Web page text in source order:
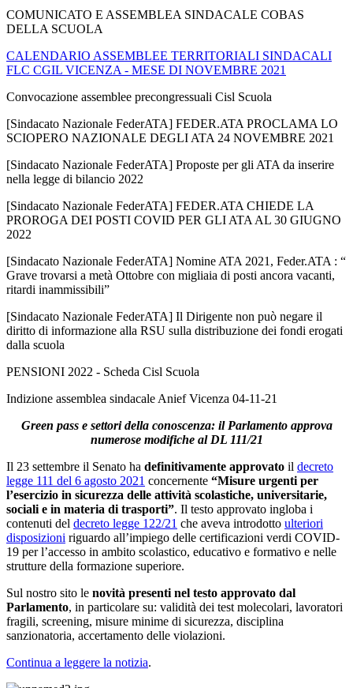
COMUNICATO E ASSEMBLEA SINDACALE COBAS
DELLA SCUOLA
CALENDARIO ASSEMBLEE TERRITORIALI SINDACALI
FLC CGIL VICENZA - MESE DI NOVEMBRE 2021
Convocazione assemblee precongressuali Cisl Scuola
[Sindacato Nazionale FederATA] FEDER.ATA PROCLAMA LO
SCIOPERO NAZIONALE DEGLI ATA 24 NOVEMBRE 2021
[Sindacato Nazionale FederATA] Proposte per gli ATA da inserire
nella legge di bilancio 2022
[Sindacato Nazionale FederATA] FEDER.ATA CHIEDE LA
PROROGA DEI POSTI COVID PER GLI ATA AL 30 GIUGNO
2022
[Sindacato Nazionale FederATA] Nomine ATA 2021, Feder.ATA : “
Grave trovarsi a metà Ottobre con migliaia di posti ancora vacanti,
ritardi inammissibili”
[Sindacato Nazionale FederATA] Il Dirigente non può negare il
diritto di informazione alla RSU sulla distribuzione dei fondi erogati
dalla scuola
PENSIONI 2022 - Scheda Cisl Scuola
Indizione assemblea sindacale Anief Vicenza 04-11-21
Green pass e settori della conoscenza: il Parlamento approva
numerose modifiche al DL 111/21
Il 23 settembre il Senato ha definitivamente approvato il decreto
legge 111 del 6 agosto 2021 concernente “Misure urgenti per
l’esercizio in sicurezza delle attività scolastiche, universitarie,
sociali e in materia di trasporti”. Il testo approvato ingloba i
contenuti del decreto legge 122/21 che aveva introdotto ulteriori
disposizioni riguardo all’impiego delle certificazioni verdi COVID-
19 per l’accesso in ambito scolastico, educativo e formativo e nelle
strutture della formazione superiore.
Sul nostro sito le novità presenti nel testo approvato dal
Parlamento, in particolare su: validità dei test molecolari, lavoratori
fragili, screening, misure minime di sicurezza, disciplina
sanzionatoria, accertamento delle violazioni.
Continua a leggere la notizia.